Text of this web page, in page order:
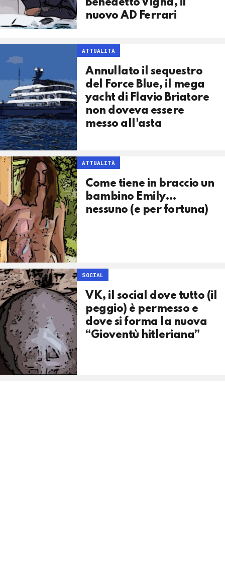
Benedetto Vigna, il
nuovo AD Ferrari
ATTUALITÀ
Annullato il sequestro
del Force Blue, il mega
yacht di Flavio Briatore
non doveva essere
messo all'asta
ATTUALITÀ
Come tiene in braccio un
bambino Emily…
nessuno (e per fortuna)
SOCIAL
VK, il social dove tutto (il
peggio) è permesso e
dove si forma la nuova
“Gioventù hitleriana”